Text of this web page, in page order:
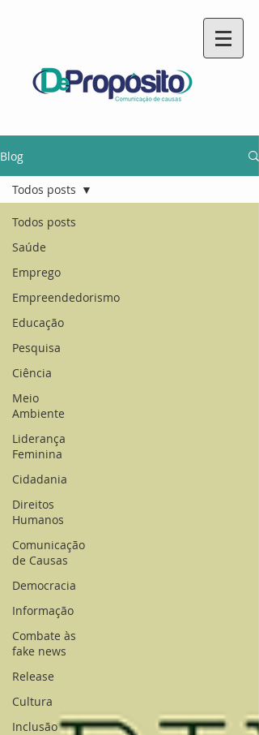
Blog
Todos posts
Saúde
Emprego
Empreendedorismo
Educação
Pesquisa
Ciência
Meio
Ambiente
Liderança
Feminina
Cidadania
Direitos
Humanos
Comunicação
de Causas
Democracia
Informação
Combate às
fake news
Release
Cultura
Inclusão
Todos posts